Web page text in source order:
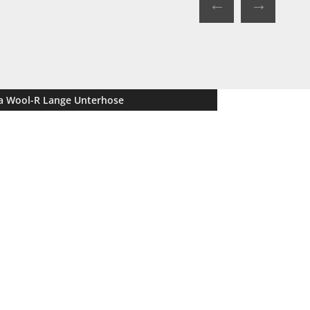
Wool-R Lange Unterhose